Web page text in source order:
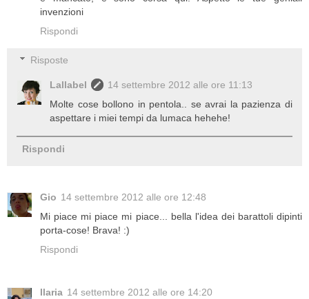
invenzioni
Rispondi
Risposte
Lallabel
14 settembre 2012 alle ore 11:13
Molte cose bollono in pentola.. se avrai la pazienza di
aspettare i miei tempi da lumaca hehehe!
Rispondi
Gio 14 settembre 2012 alle ore 12:48
Mi piace mi piace mi piace... bella l'idea dei barattoli dipinti
porta-cose! Brava! :)
Rispondi
Ilaria 14 settembre 2012 alle ore 14:20